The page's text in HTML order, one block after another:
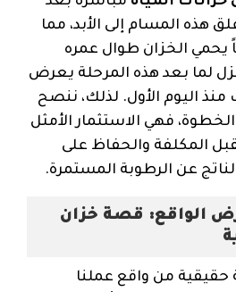
هذه المسام إلى الأبد، مما
يحمي الخزان طوال عمره
لما بعد هذه المرحلة يعرض
اليوم الأول. لذلك، ننصح
فهي الاستثمار الأمثل
المكلفة والحفاظ على
عن الرطوبة المستمرة.
الواقع: قصة خزان
من واقع عملنا